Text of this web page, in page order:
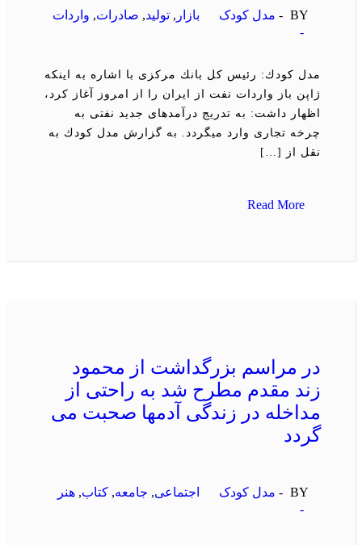
مدل کودک بازار ,تولید ,صادرات, واردات
مدل كودك: رئیس كل بانك مركزی با اشاره به اینكه
ژاپن باز واردات نفت از ایران را از امروز آغاز كرد،
اظهار داشت: به تدریج درآمدهای جدید نفتی به
چرخه تجاری وارد میگردد. به گزارش مدل كودك به
نقل از […]
Read More
در مراسم بزرگداشت از محمود
زند مقدم مطرح شد به راحتی از
مداخله در زندگی آدمها صحبت می
گردد
مدل کودک اجتماعی,جامعه,كتاب,هنر